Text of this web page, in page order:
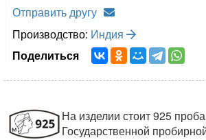
Отправить другу
Производство: Индия
Поделиться
На изделии стоит 925 проба
Государственной